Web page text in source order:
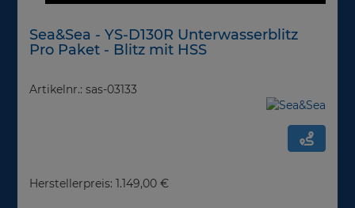
Sea&Sea - YS-D130R Unterwasserblitz
Pro Paket - Blitz mit HSS
Artikelnr.: sas-03133
Herstellerpreis: 1.149,00 €